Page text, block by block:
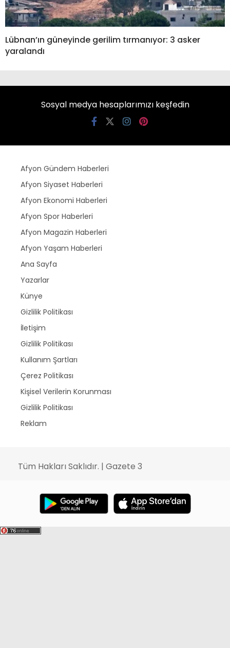
Lübnan’ın güneyinde gerilim tırmanıyor: 3 asker
yaralandı
Sosyal medya hesaplarımızı keşfedin
Afyon Gündem Haberleri
Afyon Siyaset Haberleri
Afyon Ekonomi Haberleri
Afyon Spor Haberleri
Afyon Magazin Haberleri
Afyon Yaşam Haberleri
Ana Sayfa
Yazarlar
Künye
Gizlilik Politikası
İletişim
Gizlilik Politikası
Kullanım Şartları
Çerez Politikası
Kişisel Verilerin Korunması
Gizlilik Politikası
Reklam
Tüm Hakları Saklıdır. | Gazete 3